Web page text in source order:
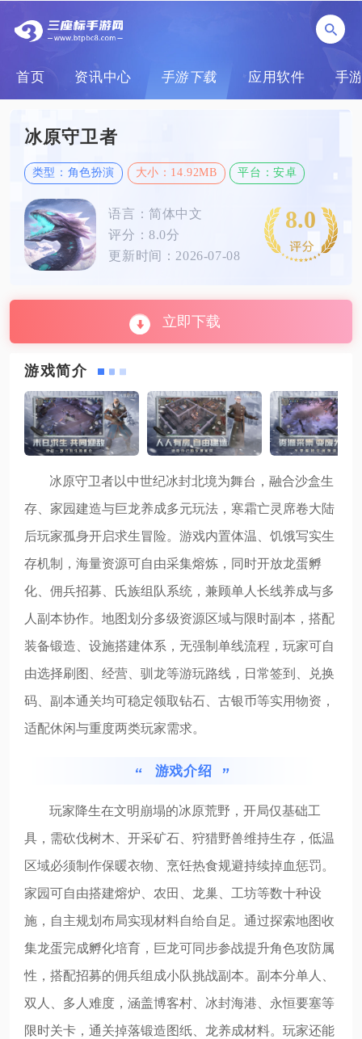
首页 资讯中心 手游下载 应用软件 手
冰原守卫者
类型：角色扮演 大小：14.92MB 平台：安卓
语言：简体中文
评分：8.0分
更新时间：2026-07-08
8.0
立即下载
游戏简介
冰原守卫者以中世纪冰封北境为舞台，融合沙盒生
存、家园建造与巨龙养成多元玩法，寒霜亡灵席卷大陆
后玩家孤身开启求生冒险。游戏内置体温、饥饿写实生
存机制，海量资源可自由采集熔炼，同时开放龙蛋孵
化、佣兵招募、氏族组队系统，兼顾单人长线养成与多
人副本协作。地图划分多级资源区域与限时副本，搭配
装备锻造、设施搭建体系，无强制单线流程，玩家可自
由选择刷图、经营、驯龙等游玩路线，日常签到、兑换
码、副本通关均可稳定领取钻石、古银币等实用物资，
适配休闲与重度两类玩家需求。
游戏介绍
玩家降生在文明崩塌的冰原荒野，开局仅基础工
具，需砍伐树木、开采矿石、狩猎野兽维持生存，低温
区域必须制作保暖衣物、烹饪热食规避持续掉血惩罚。
家园可自由搭建熔炉、农田、龙巢、工坊等数十种设
施，自主规划布局实现材料自给自足。通过探索地图收
集龙蛋完成孵化培育，巨龙可同步参战提升角色攻防属
性，搭配招募的佣兵组成小队挑战副本。副本分单人、
双人、多人难度，涵盖博客村、冰封海港、永恒要塞等
限时关卡，通关掉落锻造图纸、龙养成材料。玩家还能